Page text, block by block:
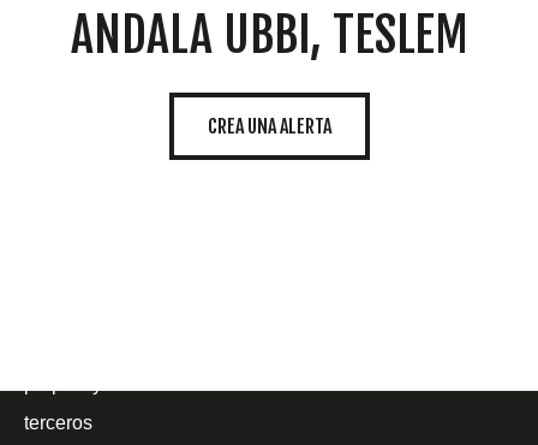
ANDALA UBBI, TESLEM
CREA UNA ALERTA
terceros